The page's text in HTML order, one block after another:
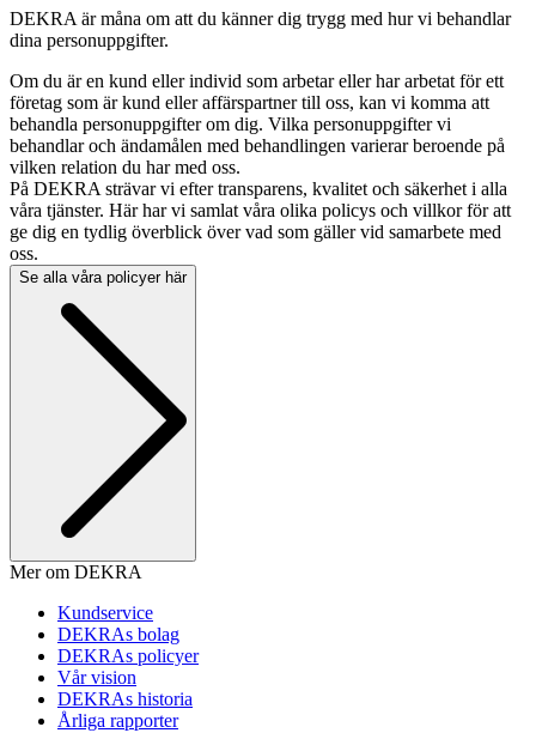
DEKRA är måna om att du känner dig trygg med hur vi behandlar
dina personuppgifter.
Om du är en kund eller individ som arbetar eller har arbetat för ett
företag som är kund eller affärspartner till oss, kan vi komma att
behandla personuppgifter om dig. Vilka personuppgifter vi
behandlar och ändamålen med behandlingen varierar beroende på
vilken relation du har med oss.
På DEKRA strävar vi efter transparens, kvalitet och säkerhet i alla
våra tjänster. Här har vi samlat våra olika policys och villkor för att
ge dig en tydlig överblick över vad som gäller vid samarbete med
oss.
Se alla våra policyer här
Mer om DEKRA
Kundservice
DEKRAs bolag
DEKRAs policyer
Vår vision
DEKRAs historia
Årliga rapporter